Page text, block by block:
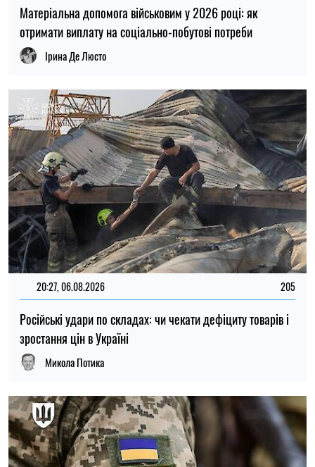
20:27, 06.08.2026
зростання цін в Україні
Микола Потика
15:59, 06.08.2026
розрахунку майбутньої відстрочки
Ірина Де Люсто